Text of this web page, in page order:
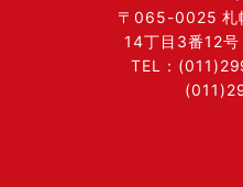
〒065-0025 札
14丁目3番12
TEL：